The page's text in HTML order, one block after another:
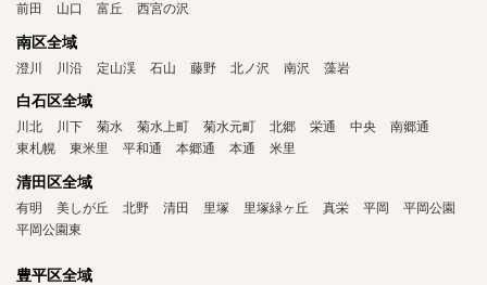
前田
山口 富丘 西宮の沢
南区全域
澄川 川沿 定山渓 石山 藤野 北ノ沢 南沢 藻岩
白石区全域
川北 川下 菊水 菊水上町 菊水元町 北郷 栄通 中央
南郷通
東札幌
東米里 平和通 本郷通 本通 米里
清田区全域
有明 美しが丘 北野 清田 里塚 里塚緑ヶ丘 真栄 平岡
平岡公園
平岡公園東
豊平区全域